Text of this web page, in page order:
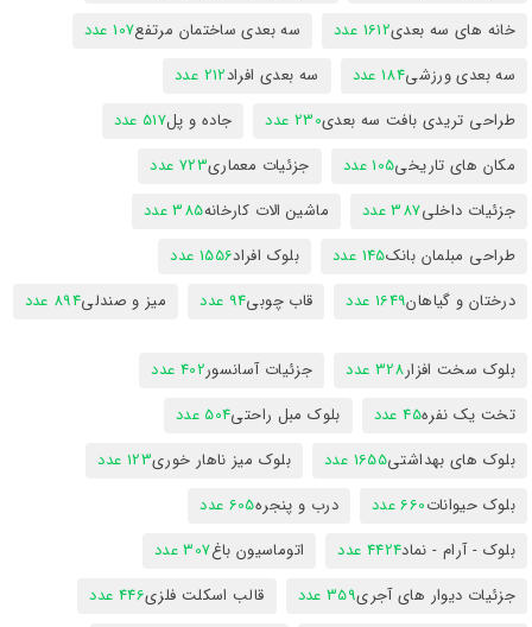
خانه های سه بعدی1612 عدد سه بعدی ساختمان مرتفع107 عدد
سه بعدی ورزشی184 عدد سه بعدی افراد212 عدد
طراحی تریدی بافت سه بعدی230 عدد جاده و پل517 عدد
مکان های تاریخی105 عدد جزئیات معماری723 عدد
جزئیات داخلی387 عدد ماشین الات کارخانه385 عدد
طراحی مبلمان بانک145 عدد بلوک افراد1556 عدد
درختان و گیاهان1649 عدد قاب چوبی94 عدد میز و صندلی894 عدد
بلوک سخت افزار328 عدد جزئیات آسانسور402 عدد
تخت یک نفره45 عدد بلوک مبل راحتی504 عدد
بلوک های بهداشتی1655 عدد بلوک میز ناهار خوری123 عدد
بلوک حیوانات660 عدد درب و پنجره605 عدد
بلوک - آرام - نماد4424 عدد اتوماسیون باغ307 عدد
جزئیات دیوار های آجری359 عدد قالب اسکلت فلزی446 عدد